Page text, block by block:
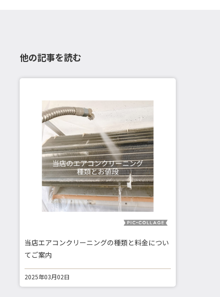
他の記事を読む
当店エアコンクリーニングの種類と料金につい
てご案内
2025年03月02日